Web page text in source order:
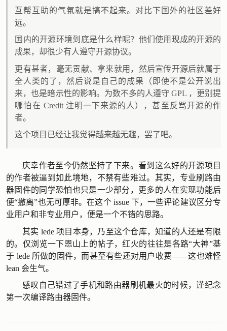
互帮互助的气氛就是搞不起来。对比下国外的社区差好
远。
国内的开源环境到底是什么样呢？他们使用现成的开源的
成果，却很少有人遵守开源协议。
更有甚者，毫无贡献、拿来就用，然后宣传开源后就属于
全人类的了，然后说是自己的成果（即使不是公开说出
来，也是暗示性的影响。为数不多的人遵守 GPL ，更别提
哪怕在 Credit 注明一下来源的人），甚至反骂开源的作
者。
这个项目已经让我觉得越来越无趣，罢了吧。
庆幸作者至今仍然坚持了下来。看到这么好的开源项目
的作者被逼到如此境地，不禁有些难过。其实，专业刷路由
器固件的同学恐怕也只是一少部分，更多的人在实现功能后
便“撤离”也无可厚非。在这个 issue 下，一些评论建议区分专
业用户和非专业用户，便是一个不错的思路。
其实 lede 项目本身，乃至这个仓库，知道的人还是有限
的。仅浏览一下恩山上的帖子，红火的往往是各路“大神”基
于 lede 所做的固件，而甚至有些还对用户收费——这也难怪
lean 会生气。
感叹自己错过了手机和路由器刷机最火的时候，谨纪念
第一次编译路由器固件。